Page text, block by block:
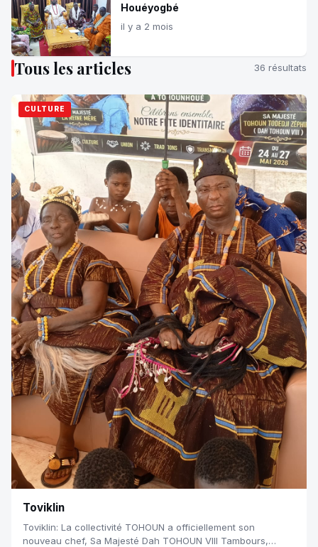
Houéyogbé
il y a 2 mois
Tous les articles 36 résultats
CULTURE
Toviklin
Toviklin: La collectivité TOHOUN a officiellement son
nouveau chef, Sa Majesté Dah TOHOUN VIII Tambours,